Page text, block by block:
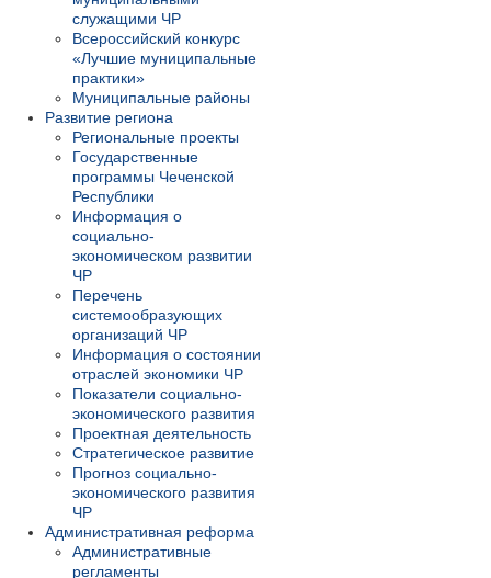
служащими ЧР
Всероссийский конкурс
«Лучшие муниципальные
практики»
Муниципальные районы
Развитие региона
Региональные проекты
Государственные
программы Чеченской
Республики
Информация о
социально-
экономическом развитии
ЧР
Перечень
системообразующих
организаций ЧР
Информация о состоянии
отраслей экономики ЧР
Показатели социально-
экономического развития
Проектная деятельность
Стратегическое развитие
Прогноз социально-
экономического развития
ЧР
Административная реформа
Административные
регламенты